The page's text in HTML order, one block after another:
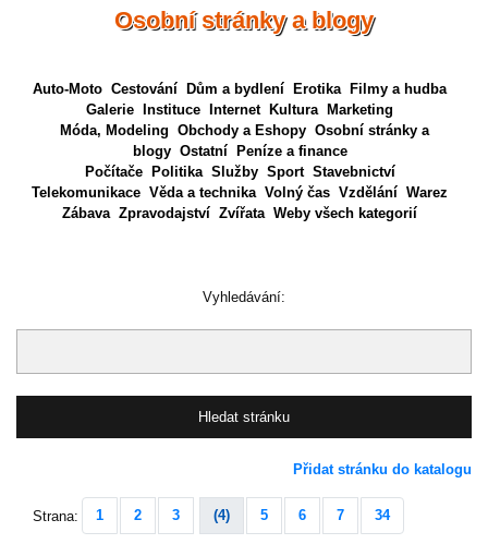
Osobní stránky a blogy
Auto-Moto Cestování Dům a bydlení Erotika
Filmy a hudba
Galerie
Instituce Internet Kultura
Marketing
Móda, Modeling Obchody a Eshopy Osobní stránky a
blogy Ostatní
Peníze a finance
Počítače
Politika Služby Sport Stavebnictví
Telekomunikace Věda a technika Volný čas Vzdělání Warez
Zábava Zpravodajství Zvířata Weby všech kategorií
Vyhledávání:
Přidat stránku do katalogu
Strana: 1 2 3 (4) 5 6 7 34